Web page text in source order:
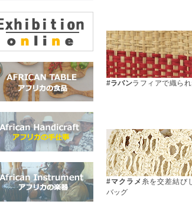
#ラバンラフィアで織ら
#マクラメ 糸を交差結び
バッグ